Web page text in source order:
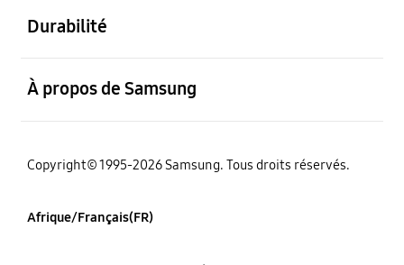
Durabilité
À propos de Samsung
Copyright© 1995-2026 Samsung. Tous droits réservés.
Afrique/Français(FR)